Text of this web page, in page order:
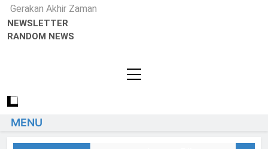
Gerakan Akhir Zaman
NEWSLETTER
RANDOM NEWS
MENU